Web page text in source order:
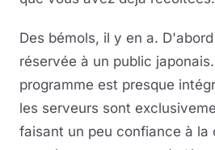
Des bémols, il y en a.
réservée à un public
programme est presque
les serveurs sont
faisant un peu confiance à la